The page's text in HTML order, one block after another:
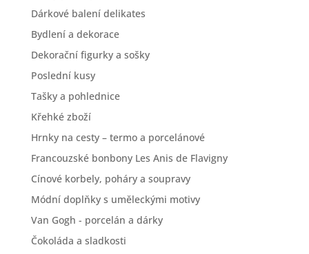
Dárkové balení delikates
Bydlení a dekorace
Dekorační figurky a sošky
Poslední kusy
Tašky a pohlednice
Křehké zboží
Hrnky na cesty – termo a porcelánové
Francouzské bonbony Les Anis de Flavigny
Cínové korbely, poháry a soupravy
Módní doplňky s uměleckými motivy
Van Gogh - porcelán a dárky
Čokoláda a sladkosti